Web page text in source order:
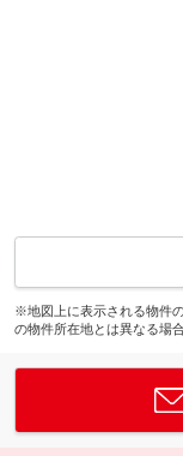
※地図上に表示される物件
の物件所在地とは異なる場